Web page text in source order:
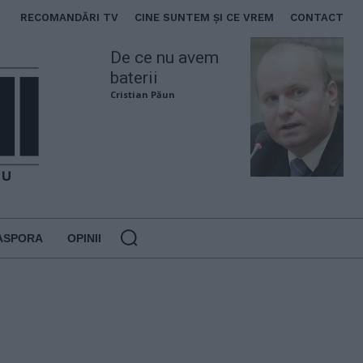
RECOMANDĂRI TV CINE SUNTEM ȘI CE VREM CONTACT
De ce nu avem
baterii
Cristian Păun
OPINII